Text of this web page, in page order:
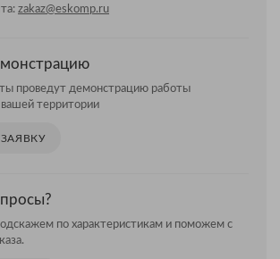
zakaz@eskomp.ru
проведут демонстрацию работы
территории
по характеристикам и поможем с